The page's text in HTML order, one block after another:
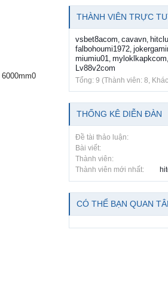
THÀNH VIÊN TRỰC
vsbet8acom, cavavn,
falbohoumi1972,
miumiu01, myloklkapkcom,
Lv88v2com
Tổng: 9 (Thành viên: 8,
THỐNG KÊ DIỄN ĐÀN
Đề tài thảo luận:
Bài viết:
Thành viên:
Thành viên mới nhất:
CÓ THỂ BẠN QUAN